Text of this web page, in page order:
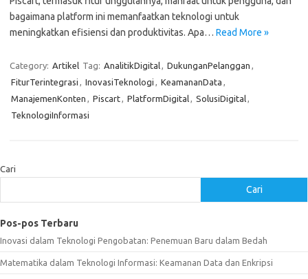
bagaimana platform ini memanfaatkan teknologi untuk
meningkatkan efisiensi dan produktivitas. Apa… Read More »
Category: Artikel Tag: AnalitikDigital, DukunganPelanggan ,
FiturTerintegrasi , InovasiTeknologi , KeamananData ,
ManajemenKonten , Piscart, PlatformDigital, SolusiDigital,
TeknologiInformasi
Cari
Cari
Pos-pos Terbaru
Inovasi dalam Teknologi Pengobatan: Penemuan Baru dalam Bedah
Matematika dalam Teknologi Informasi: Keamanan Data dan Enkripsi